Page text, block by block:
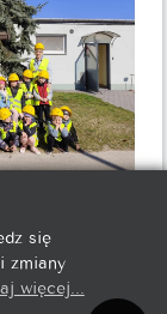
się
zmiany
więcej...